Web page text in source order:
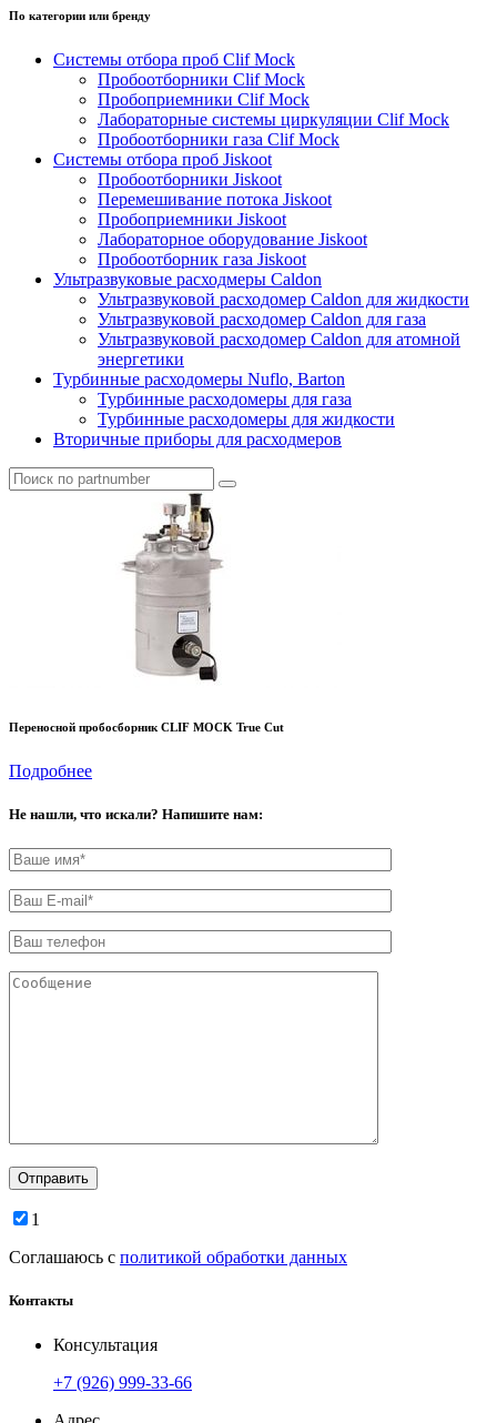
По категории или бренду
Системы отбора проб Clif Mock
Пробоотборники Clif Mock
Пробоприемники Clif Mock
Лабораторные системы циркуляции Clif Mock
Пробоотборники газа Clif Mock
Системы отбора проб Jiskoot
Пробоотборники Jiskoot
Перемешивание потока Jiskoot
Пробоприемники Jiskoot
Лабораторное оборудование Jiskoot
Пробоотборник газа Jiskoot
Ультразвуковые расходмеры Caldon
Ультразвуковой расходомер Caldon для жидкости
Ультразвуковой расходомер Caldon для газа
Ультразвуковой расходомер Caldon для атомной
энергетики
Турбинные расходомеры Nuflo, Barton
Турбинные расходомеры для газа
Турбинные расходомеры для жидкости
Вторичные приборы для расходмеров
Переносной пробосборник CLIF MOCK True Cut
Подробнее
Не нашли, что искали? Напишите нам:
1
Соглашаюсь с политикой обработки данных
Контакты
Консультация
+7 (926) 999-33-66